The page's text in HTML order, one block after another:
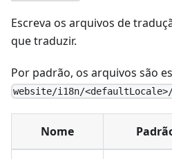
Escreva os arquivos de
que traduzir.
Por padrão, os arquivos são
website/i18n/
Nome